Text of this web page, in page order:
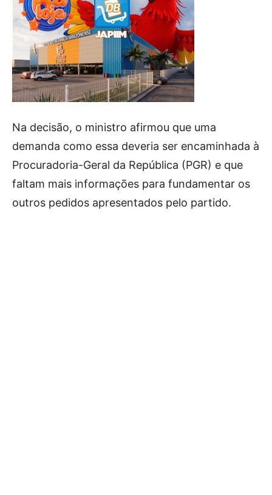
Na decisão, o ministro afirmou que uma
demanda como essa deveria ser encaminhada à
Procuradoria-Geral da República (PGR) e que
faltam mais informações para fundamentar os
outros pedidos apresentados pelo partido.